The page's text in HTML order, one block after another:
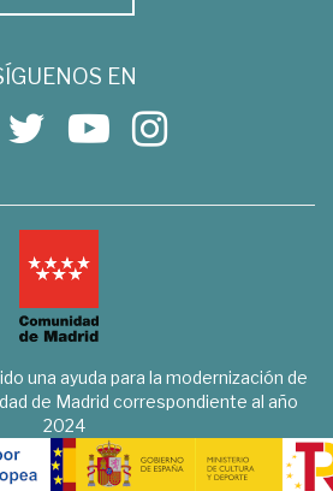
EN
una ayuda para la modernización de
de Madrid correspondiente al año
2024